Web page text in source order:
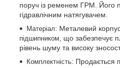
поруч із ременем ГРМ. Його
гідравлічним натягувачем.
Матеріал: Металевий
підшипником , що забезпечує
рівень шуму та високу
Комплектність: Продається